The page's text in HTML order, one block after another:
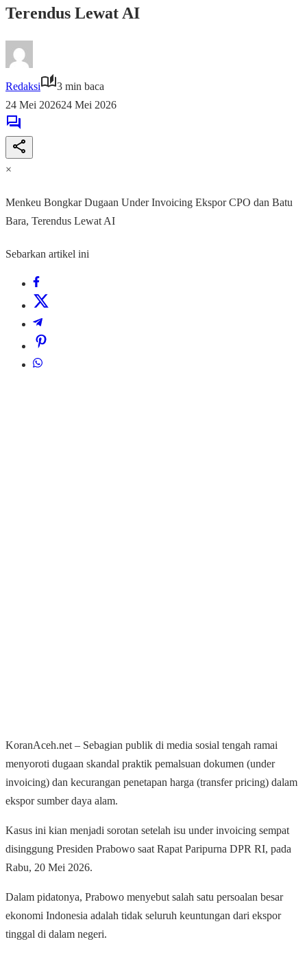
Terendus Lewat AI
Redaksi
3 min baca
24 Mei 202624 Mei 2026
×
Menkeu Bongkar Dugaan Under Invoicing Ekspor CPO dan Batu
Bara, Terendus Lewat AI
Sebarkan artikel ini
KoranAceh.net – Sebagian publik di media sosial tengah ramai
menyoroti dugaan skandal praktik pemalsuan dokumen (under
invoicing) dan kecurangan penetapan harga (transfer pricing) dalam
ekspor sumber daya alam.
Kasus ini kian menjadi sorotan setelah isu under invoicing sempat
disinggung Presiden Prabowo saat Rapat Paripurna DPR RI, pada
Rabu, 20 Mei 2026.
Dalam pidatonya, Prabowo menyebut salah satu persoalan besar
ekonomi Indonesia adalah tidak seluruh keuntungan dari ekspor
tinggal di dalam negeri.